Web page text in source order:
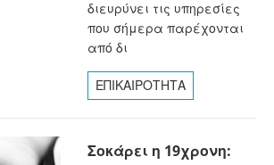
διευρύνει τις υπηρεσίες
που σήμερα παρέχονται
από δι
ΕΠΙΚΑΙΡΟΤΗΤΑ
Σοκάρει η 19χρονη: